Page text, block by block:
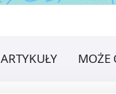
ARTYKUŁY MOŻE